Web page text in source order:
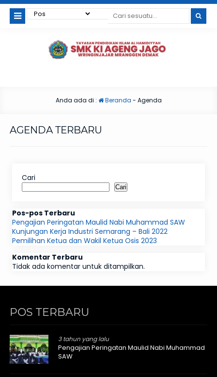
Anda ada di : Beranda - Agenda
AGENDA TERBARU
Cari
Cari
Pos-pos Terbaru
Pengajian Peringatan Maulid Nabi Muhammad SAW
Kunjungan Kerja Industri Semarang – Bali 2022
Pemilihan Ketua dan Wakil Ketua Osis 2023
Komentar Terbaru
Tidak ada komentar untuk ditampilkan.
POS TERBARU
3 tahun yang lalu
Pengajian Peringatan Maulid Nabi Muhammad
SAW